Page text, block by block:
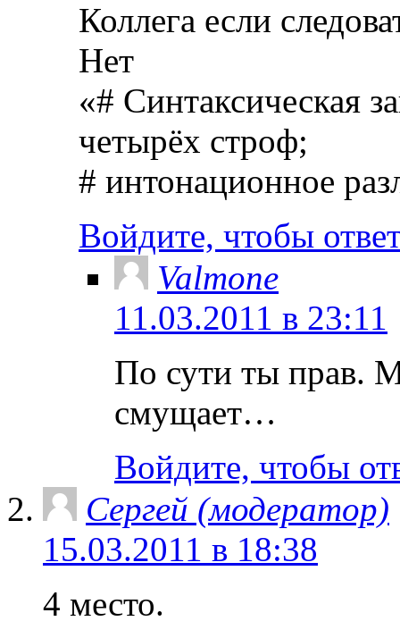
Коллега если
Нет
«# Синтаксическая
четырёх строф;
# интонационное
Войдите, чтобы
Valmone
11.03.2011 в 23:11
По сути ты прав.
смущает…
Войдите, чтобы
Сергей (модератор)
15.03.2011 в 18:38
4 место.